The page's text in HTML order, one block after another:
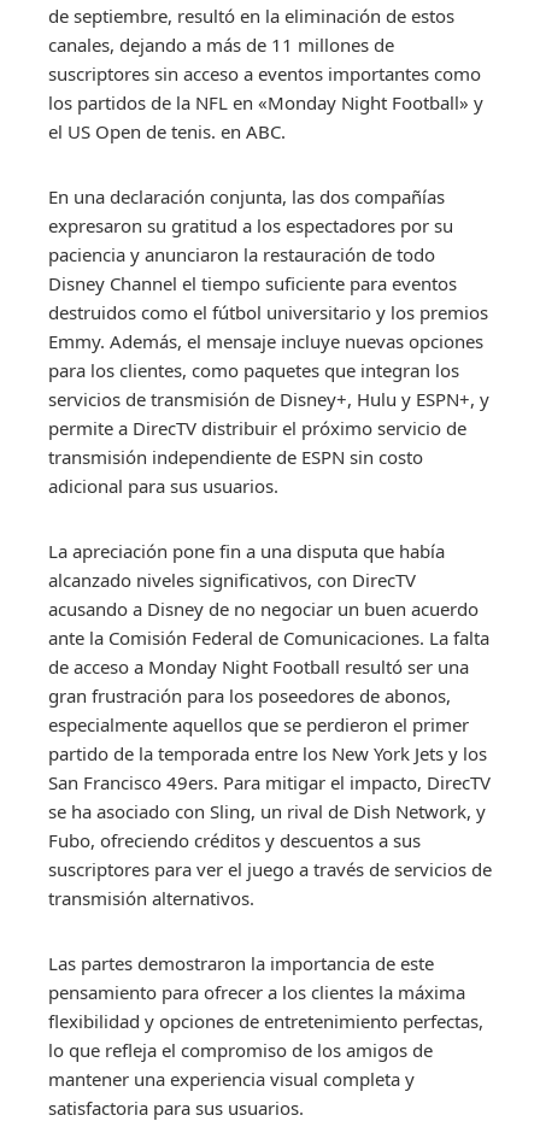
de septiembre, resultó en la eliminación de estos
canales, dejando a más de 11 millones de
suscriptores sin acceso a eventos importantes como
los partidos de la NFL en «Monday Night Football» y
el US Open de tenis. en ABC.
En una declaración conjunta, las dos compañías
expresaron su gratitud a los espectadores por su
paciencia y anunciaron la restauración de todo
Disney Channel el tiempo suficiente para eventos
destruidos como el fútbol universitario y los premios
Emmy. Además, el mensaje incluye nuevas opciones
para los clientes, como paquetes que integran los
servicios de transmisión de Disney+, Hulu y ESPN+, y
permite a DirecTV distribuir el próximo servicio de
transmisión independiente de ESPN sin costo
adicional para sus usuarios.
La apreciación pone fin a una disputa que había
alcanzado niveles significativos, con DirecTV
acusando a Disney de no negociar un buen acuerdo
ante la Comisión Federal de Comunicaciones. La falta
de acceso a Monday Night Football resultó ser una
gran frustración para los poseedores de abonos,
especialmente aquellos que se perdieron el primer
partido de la temporada entre los New York Jets y los
San Francisco 49ers. Para mitigar el impacto, DirecTV
se ha asociado con Sling, un rival de Dish Network, y
Fubo, ofreciendo créditos y descuentos a sus
suscriptores para ver el juego a través de servicios de
transmisión alternativos.
Las partes demostraron la importancia de este
pensamiento para ofrecer a los clientes la máxima
flexibilidad y opciones de entretenimiento perfectas,
lo que refleja el compromiso de los amigos de
mantener una experiencia visual completa y
satisfactoria para sus usuarios.